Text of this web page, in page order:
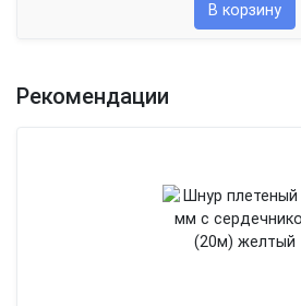
В корзину
Рекомендации